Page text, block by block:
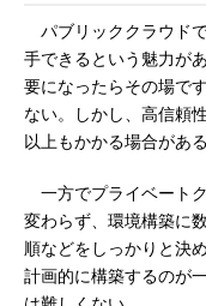
パブリッククラウド
手できるという魅力が
要になったらその場で
ない。しかし、高信頼
以上もかかる場合がある
一方でプライベート
変わらず、環境構築に
順などをしっかりと決
計画的に構築するのが